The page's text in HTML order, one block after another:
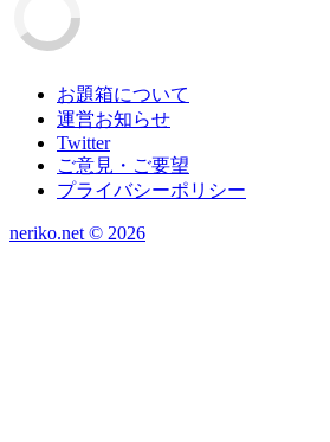
お題箱について
運営お知らせ
Twitter
ご意見・ご要望
プライバシーポリシー
neriko.net © 2026